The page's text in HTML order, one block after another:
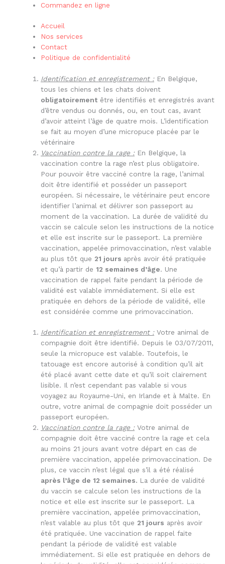
Commandez en ligne
Accueil
Nos services
Contact
Politique de confidentialité
Identification et enregistrement : En Belgique,
tous les chiens et les chats doivent
obligatoirement être identifiés et enregistrés avant
d’être vendus ou donnés, ou, en tout cas, avant
d’avoir atteint l’âge de quatre mois. L’identification
se fait au moyen d’une micropuce placée par le
vétérinaire
Vaccination contre la rage : En Belgique, la
vaccination contre la rage n’est plus obligatoire.
Pour pouvoir être vacciné contre la rage, l’animal
doit être identifié et posséder un passeport
européen. Si nécessaire, le vétérinaire peut encore
identifier l’animal et délivrer son passeport au
moment de la vaccination. La durée de validité du
vaccin se calcule selon les instructions de la notice
et elle est inscrite sur le passeport. La première
vaccination, appelée primovaccination, n’est valable
au plus tôt que 21 jours après avoir été pratiquée
et qu’à partir de12 semaines d’âge. Une
vaccination de rappel faite pendant la période de
validité est valable immédiatement. Si elle est
pratiquée en dehors de la période de validité, elle
est considérée comme une primovaccination.
Identification et enregistrement : Votre animal de
compagnie doit être identifié. Depuis le 03/07/2011,
seule la micropuce est valable. Toutefois, le
tatouage est encore autorisé à condition qu’il ait
été placé avant cette date et qu’il soit clairement
lisible. Il n’est cependant pas valable si vous
voyagez au Royaume-Uni, en Irlande et à Malte. En
outre, votre animal de compagnie doit posséder un
passeport européen.
Vaccination contre la rage : Votre animal de
compagnie doit être vacciné contre la rage et cela
au moins 21 jours avant votre départ en cas de
première vaccination, appelée primovaccination. De
plus, ce vaccin n’est légal que s’il a été réalisé
après l’âge de 12 semaines. La durée de validité
du vaccin se calcule selon les instructions de la
notice et elle est inscrite sur le passeport. La
première vaccination, appelée primovaccination,
n’est valable au plus tôt que 21 jours après avoir
été pratiquée. Une vaccination de rappel faite
pendant la période de validité est valable
immédiatement. Si elle est pratiquée en dehors de